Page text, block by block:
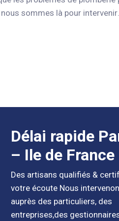
sommes là pour intervenir
l’installation de
Délai rapide
– Ile de France
Des artisans qualifiés &
votre écoute Nous
auprès des particuliers, des
entreprises,des